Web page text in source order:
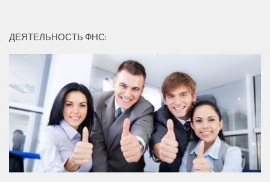
ДЕЯТЕЛЬНОСТЬ ФНС: